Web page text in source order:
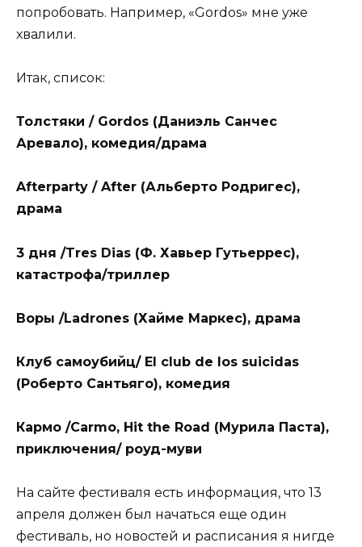
попробовать. Например, «Gordos» мне уже
хвалили.
Итак, список:
Толстяки / Gordos (Даниэль Санчес
Аревало), комедия/драма
Afterparty / After (Альберто Родригес),
драма
3 дня /Tres Dias (Ф. Хавьер Гутьеррес),
катастрофа/триллер
Воры /Ladrones (Хайме Маркес), драма
Клуб самоубийц/ El club de los suicidas
(Роберто Сантьяго), комедия
Кармо /Carmo, Hit the Road (Мурила Паста),
приключения/ роуд-муви
На сайте фестиваля есть информация, что 13
апреля должен был начаться еще один
фестиваль, но новостей и расписания я нигде